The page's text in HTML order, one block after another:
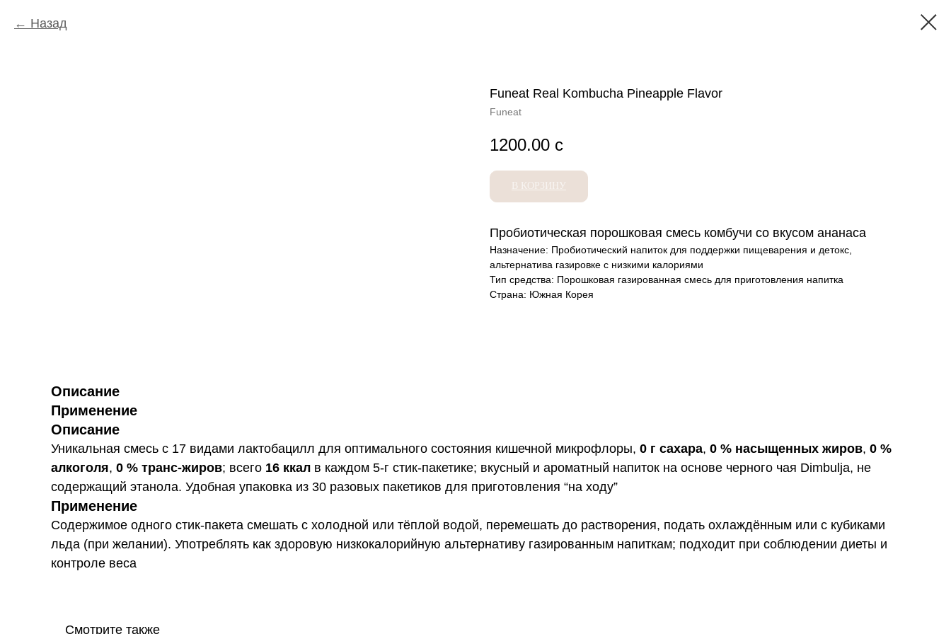
Назад
Funeat Real Kombucha Pineapple Flavor
Funeat
1200.00 с
В КОРЗИНУ
Пробиотическая порошковая смесь ком­бучи со вкусом ананаса
Назначение: Пробиотический напиток для поддержки пищеварения и детокс,
альтернатива газировке с низкими калориями
Тип средства: Порошковая газированная смесь для приготовления напитка
Страна: Южная Корея
Описание
Применение
Описание
Уникальная смесь с 17 видами лактобацилл для оптимального состояния кишечной микрофлоры, 0 г сахара, 0 % насыщенных жиров, 0 %
алкоголя, 0 % транс‑жиров; всего 16 ккал в каждом 5‑г стик-пакетике; вкусный и ароматный напиток на основе черного чая Dimbulja, не
содержащий этанола. Удобная упаковка из 30 разовых пакетиков для приготовления “на ходу”
Применение
Содержимое одного стик-пакета смешать с холодной или тёплой водой, перемешать до растворения, подать охлаждённым или с кубиками
льда (при желании). Употреблять как здоровую низкокалорийную альтернативу газированным напиткам; подходит при соблюдении диеты и
контроле веса
Смотрите также